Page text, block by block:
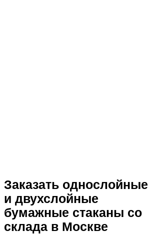
Заказать однослойные
и двухслойные
бумажные стаканы со
склада в Москве